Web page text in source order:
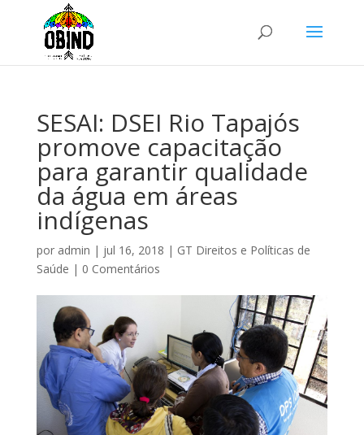
SESAI: DSEI Rio Tapajós
promove capacitação
para garantir qualidade
da água em áreas
indígenas
por admin | jul 16, 2018 | GT Direitos e Políticas de
Saúde | 0 Comentários